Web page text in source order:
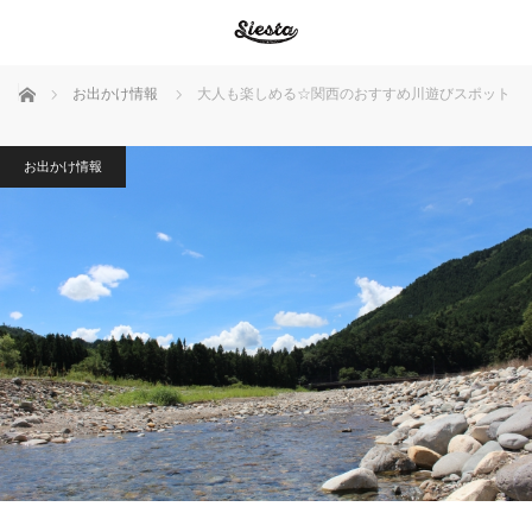
ホーム お出かけ情報 大人も楽しめる☆関西のおすすめ川遊びスポット
お出かけ情報